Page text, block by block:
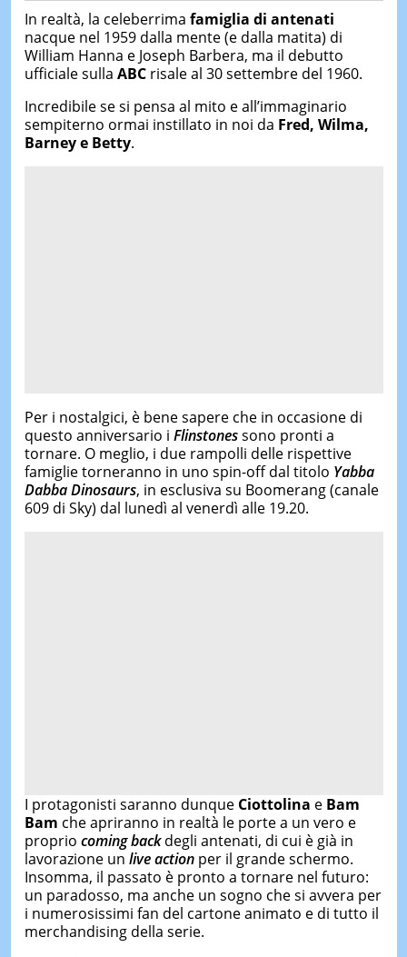
In realtà, la celeberrima famiglia di antenati
nacque nel 1959 dalla mente (e dalla matita) di
William Hanna e Joseph Barbera, ma il debutto
ufficiale sulla ABCrisale al 30 settembre del 1960.
Incredibile se si pensa al mito e all’immaginario
sempiterno ormai instillato in noi da Fred, Wilma,
Barney e Betty.
Per i nostalgici, è bene sapere che in occasione di
questo anniversario i Flinstonessono pronti a
tornare. O meglio, i due rampolli delle rispettive
famiglie torneranno in uno spin-off dal titolo Yabba
Dabba Dinosaurs, in esclusiva su Boomerang (canale
609 di Sky) dal lunedì al venerdì alle 19.20.
I protagonisti saranno dunque Ciottolina e Bam
Bam che apriranno in realtà le porte a un vero e
proprio coming backdegli antenati, di cui è già in
lavorazione un live actionper il grande schermo.
Insomma, il passato è pronto a tornare nel futuro:
un paradosso, ma anche un sogno che si avvera per
i numerosissimi fan del cartone animato e di tutto il
merchandising della serie.